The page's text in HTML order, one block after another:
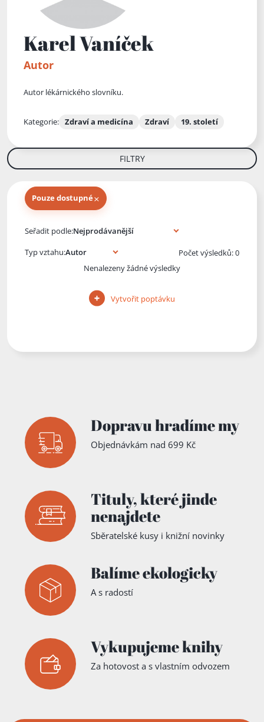
Karel Vaníček
Autor
Autor lékárnického slovníku.
Kategorie: Zdraví a medicína Zdraví 19. století
FILTRY
Pouze dostupné×
Seřadit podle:
Typ vztahu:
Počet výsledků: 0
Nenalezeny žádné výsledky
Vytvořit poptávku
Dopravu hradíme my
Objednávkám nad 699 Kč
Tituly,které jinde
nenajdete
Sběratelské kusy i knižní novinky
Balíme ekologicky
A s radostí
Vykupujeme knihy
Za hotovost a s vlastním odvozem